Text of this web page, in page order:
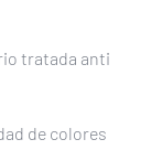
tratada anti
de colores